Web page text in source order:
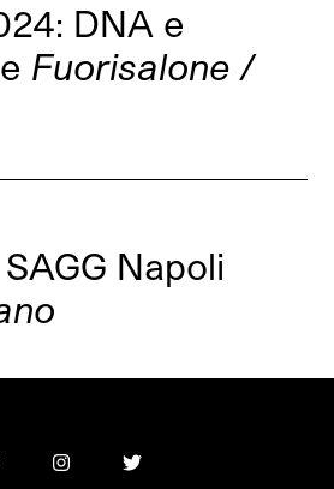
DNA e
Fuorisalone /
Napoli